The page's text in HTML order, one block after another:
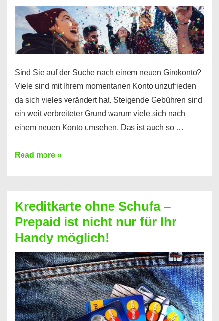
ohne
Einkommensnachweis
Sind Sie auf der Suche nach einem neuen Girokonto?
Viele sind mit Ihrem momentanen Konto unzufrieden
da sich vieles verändert hat. Steigende Gebühren sind
ein weit verbreiteter Grund warum viele sich nach
einem neuen Konto umsehen. Das ist auch so …
Konto
Neueröffnung
trotz
Schufaeintrag
möglich
Read more »
Kreditkarte ohne Schufa –
Prepaid ist nicht nur für Ihr
Handy möglich!